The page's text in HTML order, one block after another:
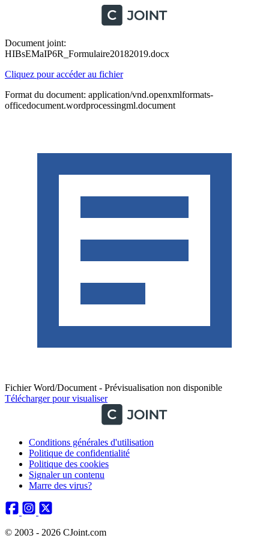
Document joint:
HIBsEMaIP6R_Formulaire20182019.docx
Cliquez pour accéder au fichier
Format du document: application/vnd.openxmlformats-
officedocument.wordprocessingml.document
Fichier Word/Document - Prévisualisation non disponible
Télécharger pour visualiser
Conditions générales d'utilisation
Politique de confidentialité
Politique des cookies
Signaler un contenu
Marre des virus?
© 2003 - 2026 CJoint.com